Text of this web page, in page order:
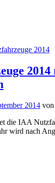
2014
2014
2014 von
die IAA
wird nach